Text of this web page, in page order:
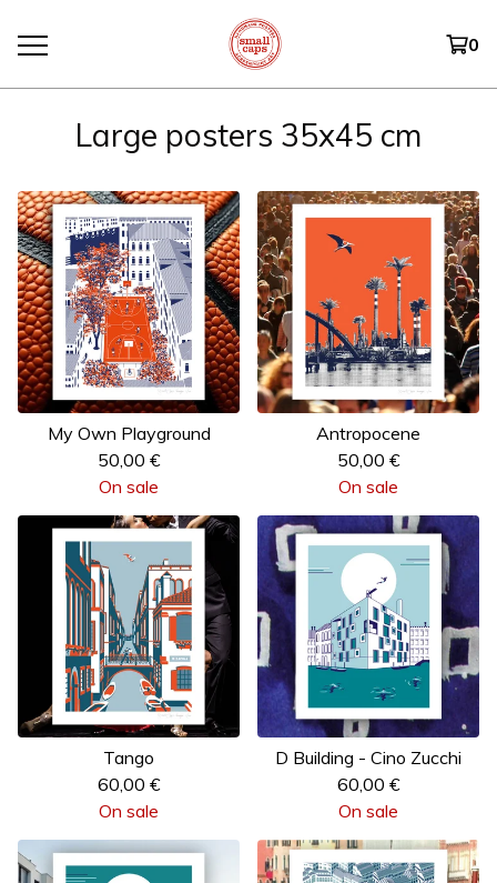
0
Large posters 35x45 cm
My Own Playground
50,00 €
On sale
Antropocene
50,00 €
On sale
Tango
60,00 €
On sale
D Building - Cino Zucchi
60,00 €
On sale